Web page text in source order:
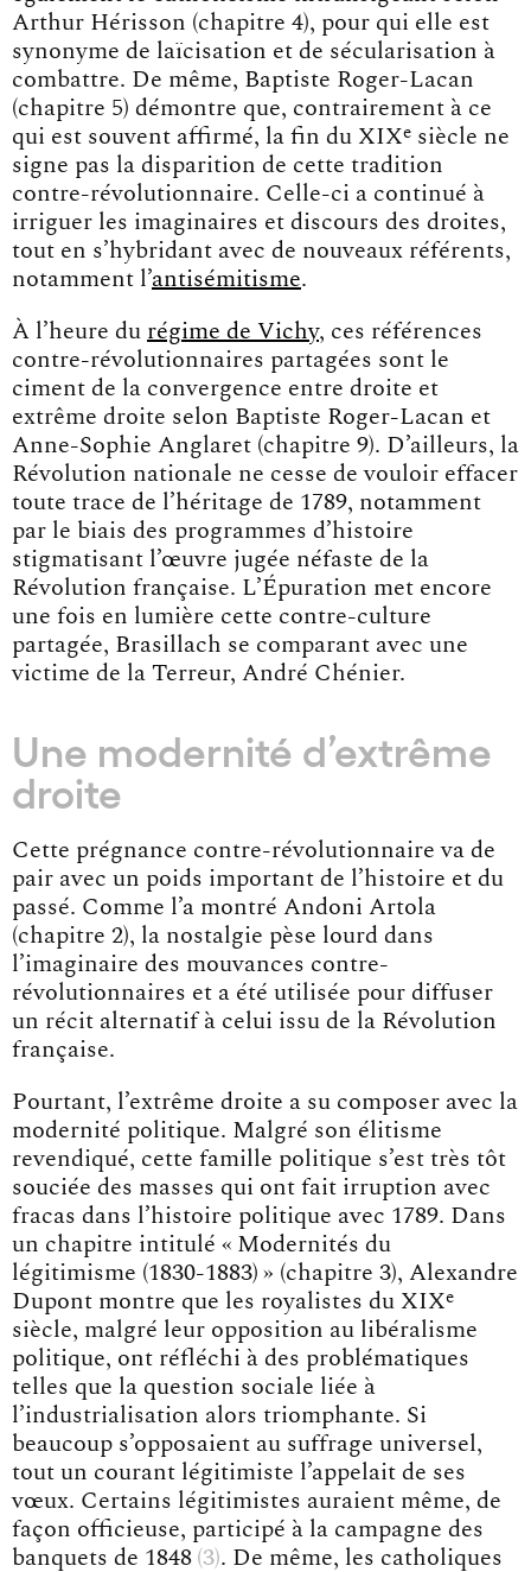
Arthur Hérisson (chapitre 4), pour qui elle est
synonyme de laïcisation et de sécularisation à
combattre. De même, Baptiste Roger-Lacan
(chapitre 5) démontre que, contrairement à ce
qui est souvent affirmé, la fin du XIXe siècle ne
signe pas la disparition de cette tradition
contre-révolutionnaire. Celle-ci a continué à
irriguer les imaginaires et discours des droites,
tout en s’hybridant avec de nouveaux référents,
notamment l’antisémitisme.
À l’heure du régime de Vichy, ces références
contre-révolutionnaires partagées sont le
ciment de la convergence entre droite et
extrême droite selon Baptiste Roger-Lacan et
Anne-Sophie Anglaret (chapitre 9). D’ailleurs, la
Révolution nationale ne cesse de vouloir effacer
toute trace de l’héritage de 1789, notamment
par le biais des programmes d’histoire
stigmatisant l’œuvre jugée néfaste de la
Révolution française. L’Épuration met encore
une fois en lumière cette contre-culture
partagée, Brasillach se comparant avec une
victime de la Terreur, André Chénier.
Une modernité d’extrême
droite
Cette prégnance contre-révolutionnaire va de
pair avec un poids important de l’histoire et du
passé. Comme l’a montré Andoni Artola
(chapitre 2), la nostalgie pèse lourd dans
l’imaginaire des mouvances contre-
révolutionnaires et a été utilisée pour diffuser
un récit alternatif à celui issu de la Révolution
française.
Pourtant, l’extrême droite a su composer avec la
modernité politique. Malgré son élitisme
revendiqué, cette famille politique s’est très tôt
souciée des masses qui ont fait irruption avec
fracas dans l’histoire politique avec 1789. Dans
un chapitre intitulé « Modernités du
légitimisme (1830-1883) » (chapitre 3), Alexandre
Dupont montre que les royalistes du XIXe
siècle, malgré leur opposition au libéralisme
politique, ont réfléchi à des problématiques
telles que la question sociale liée à
l’industrialisation alors triomphante. Si
beaucoup s’opposaient au suffrage universel,
tout un courant légitimiste l’appelait de ses
vœux. Certains légitimistes auraient même, de
façon officieuse, participé à la campagne des
banquets de 1848 3 . De même, les catholiques